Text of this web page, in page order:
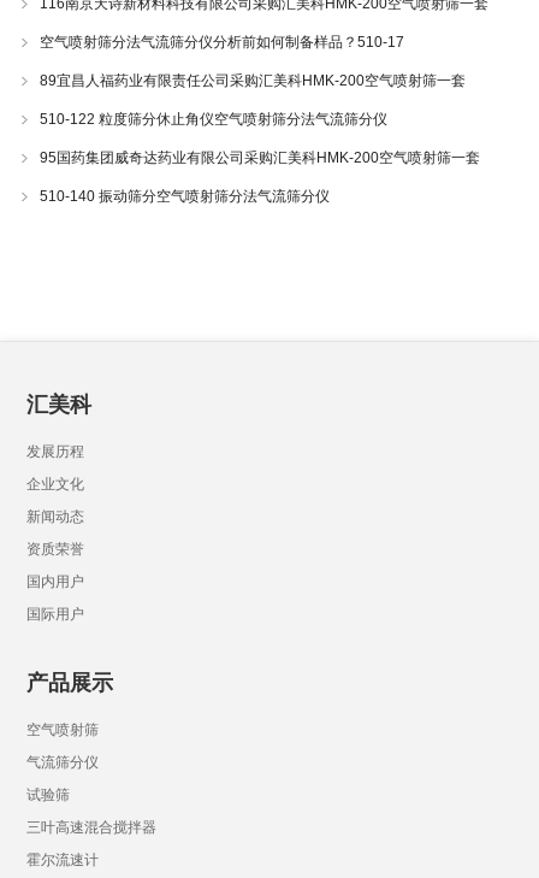
116南京天诗新材料科技有限公司采购汇美科HMK-200空气喷射筛一套
空气喷射筛分法气流筛分仪分析前如何制备样品？510-17
89宜昌人福药业有限责任公司采购汇美科HMK-200空气喷射筛一套
510-122 粒度筛分休止角仪空气喷射筛分法气流筛分仪
95国药集团威奇达药业有限公司采购汇美科HMK-200空气喷射筛一套
510-140 振动筛分空气喷射筛分法气流筛分仪
汇美科
发展历程
企业文化
新闻动态
资质荣誉
国内用户
国际用户
产品展示
空气喷射筛
气流筛分仪
试验筛
三叶高速混合搅拌器
霍尔流速计